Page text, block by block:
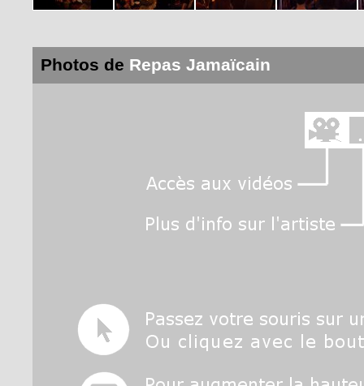
Photos de Repas Jamaïcain